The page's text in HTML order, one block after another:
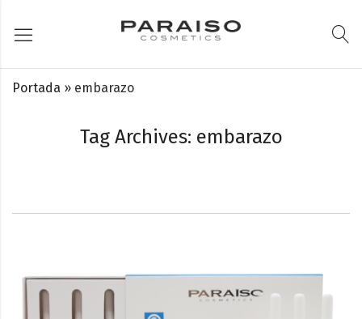
Tag Archives: embarazo
Portada » embarazo